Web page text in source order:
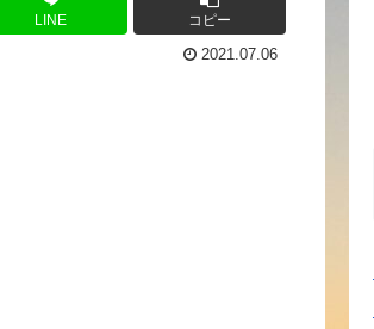
LINE コピー
2021.07.06